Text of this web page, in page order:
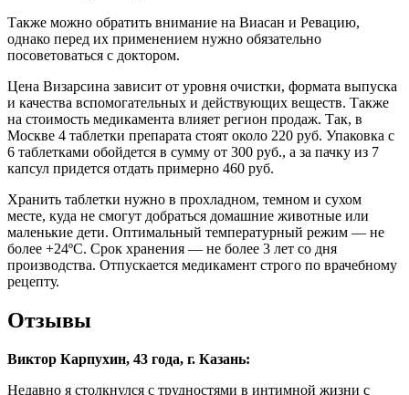
Также можно обратить внимание на Виасан и Ревацию,
однако перед их применением нужно обязательно
посоветоваться с доктором.
Цена Визарсина зависит от уровня очистки, формата выпуска
и качества вспомогательных и действующих веществ. Также
на стоимость медикамента влияет регион продаж. Так, в
Москве 4 таблетки препарата стоят около 220 руб. Упаковка с
6 таблетками обойдется в сумму от 300 руб., а за пачку из 7
капсул придется отдать примерно 460 руб.
Хранить таблетки нужно в прохладном, темном и сухом
месте, куда не смогут добраться домашние животные или
маленькие дети. Оптимальный температурный режим — не
более +24ºC. Срок хранения — не более 3 лет со дня
производства. Отпускается медикамент строго по врачебному
рецепту.
Отзывы
Виктор Карпухин, 43 года, г. Казань:
Недавно я столкнулся с трудностями в интимной жизни с